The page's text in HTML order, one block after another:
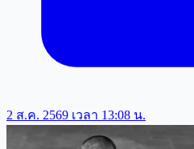
2 ส.ค. 2569 เวลา 13:08 น.